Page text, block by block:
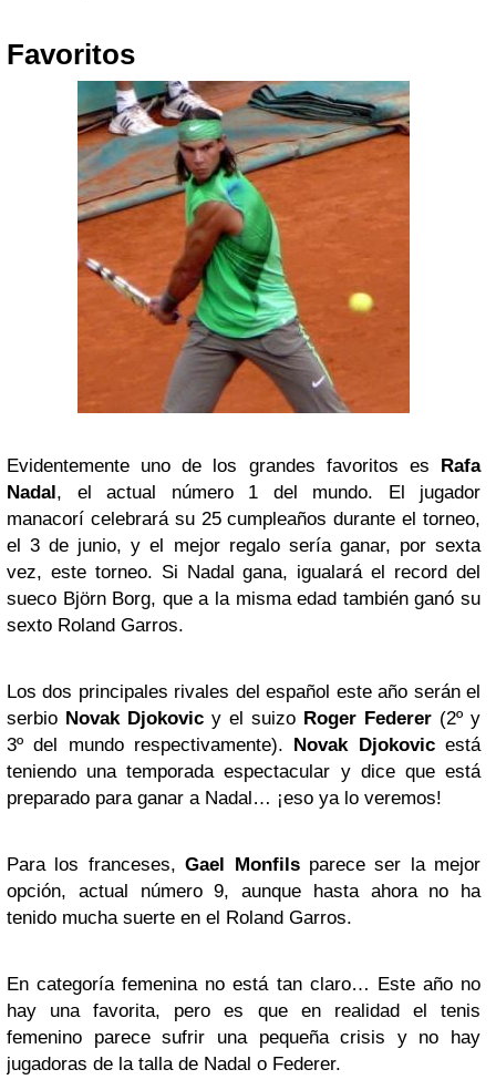
Favoritos
Evidentemente uno de los grandes favoritos es Rafa
Nadal, el actual número 1 del mundo. El jugador
manacorí celebrará su 25 cumpleaños durante el torneo,
el 3 de junio, y el mejor regalo sería ganar, por sexta
vez, este torneo. Si Nadal gana, igualará el record del
sueco Björn Borg, que a la misma edad también ganó su
sexto Roland Garros.
Los dos principales rivales del español este año serán el
serbio Novak Djokovic y el suizo Roger Federer (2º y
3º del mundo respectivamente). Novak Djokovicestá
teniendo una temporada espectacular y dice que está
preparado para ganar a Nadal… ¡eso ya lo veremos!
Para los franceses,Gael Monfilsparece ser la mejor
opción, actual número 9, aunque hasta ahora no ha
tenido mucha suerte en el Roland Garros.
En categoría femenina no está tan claro… Este año no
hay una favorita, pero es que en realidad el tenis
femenino parece sufrir una pequeña crisis y no hay
jugadoras de la talla de Nadal o Federer.